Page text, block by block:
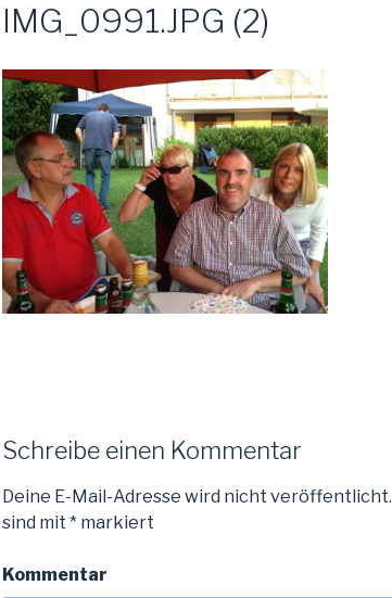
IMG_0991.JPG (2)
Schreibe einen Kommentar
Deine E-Mail-Adresse wird nicht veröffentlicht.
sind mit * markiert
Kommentar